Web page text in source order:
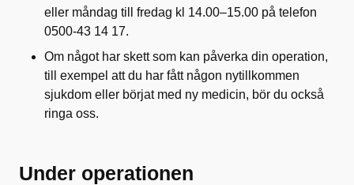
eller måndag till fredag kl 14.00–15.00 på telefon
0500-43 14 17.
Om något har skett som kan påverka din operation,
till exempel att du har fått någon nytillkommen
sjukdom eller börjat med ny medicin, bör du också
ringa oss.
Under operationen